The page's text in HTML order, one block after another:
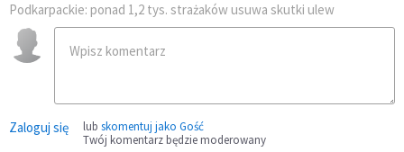
Podkarpackie: ponad 1,2 tys. strażaków usuwa skutki ulew
Zaloguj się lub skomentuj jako Gość
Twój komentarz będzie moderowany